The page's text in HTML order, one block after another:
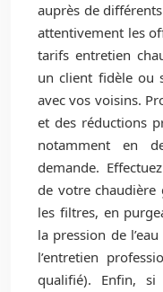
auprès de
attentivement les
tarifs entretien
un client fidèle ou
avec vos voisins.
et des réductions
notamment en
demande.
de votre
les filtres, en
la pression de
l’entretien
qualifié). Enfin,